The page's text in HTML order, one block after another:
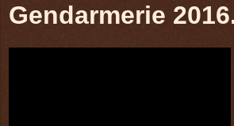
Gendarmerie